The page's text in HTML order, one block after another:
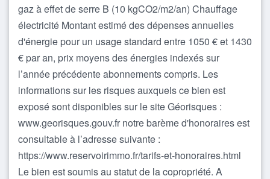
gaz à effet de serre B (10 kgCO2/m2/an) Chauffage
électricité Montant estimé des dépenses annuelles
d'énergie pour un usage standard entre 1050 € et 1430
€ par an, prix moyens des énergies indexés sur
l’année précédente abonnements compris. Les
informations sur les risques auxquels ce bien est
exposé sont disponibles sur le site Géorisques :
www.georisques.gouv.fr notre barème d'honoraires est
consultable à l’adresse suivante :
https://www.reservoirimmo.fr/tarifs-et-honoraires.html
Le bien est soumis au statut de la copropriété. A